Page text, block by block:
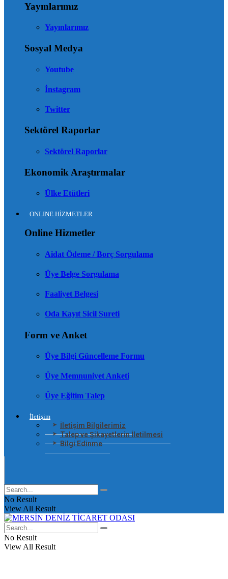
Yayınlarımız
Yayınlarımız
Sosyal Medya
Youtube
İnstagram
Twitter
Sektörel Raporlar
Sektörel Raporlar
Ekonomik Araştırmalar
Ülke Etütleri
ONLINE HİZMETLER
Online Hizmetler
Aidat Ödeme / Borç Sorgulama
Üye Belge Sorgulama
Faaliyet Belgesi
Oda Kayıt Sicil Sureti
Form ve Anket
Üye Bilgi Güncelleme Formu
Üye Memnuniyet Anketi
Üye Eğitim Talep
İletişim
İletişim Bilgilerimiz
Talep ve Şikayetlerin İletilmesi
Bilgi Edinme
No Result
View All Result
No Result
View All Result